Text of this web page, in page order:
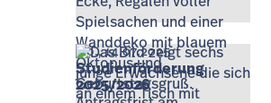
Mo., 14.07.2025
Studienförderung
2025/2026